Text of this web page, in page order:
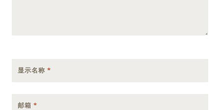
显示名称 *
邮箱 *